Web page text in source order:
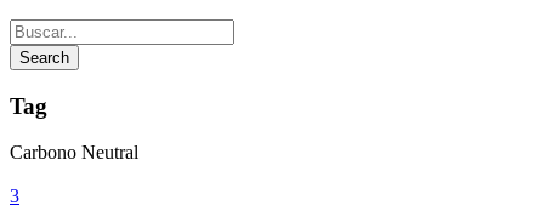
Tag
Carbono Neutral
3